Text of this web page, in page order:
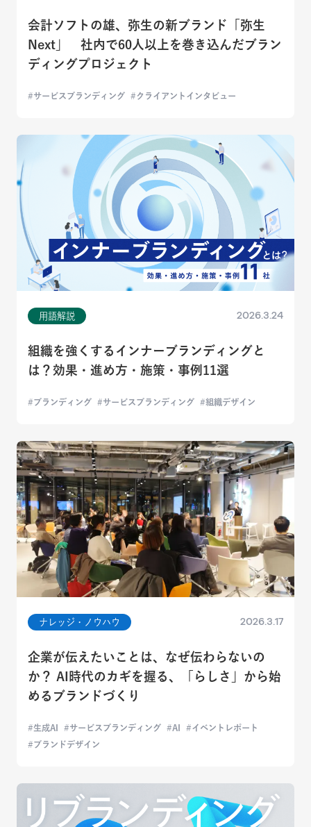
会計ソフトの雄、弥生の新ブランド「弥生
Next」 社内で60人以上を巻き込んだブラン
ディングプロジェクト
サービスブランディング クライアントインタビュー
用語解説 2026.3.24
組織を強くするインナーブランディングと
は？効果・進め方・施策・事例11選
ブランディング サービスブランディング 組織デザイン
ナレッジ・ノウハウ 2026.3.17
企業が伝えたいことは、なぜ伝わらないの
か？ AI時代のカギを握る、「らしさ」から始
めるブランドづくり
生成AI サービスブランディング AI
イベントレポート
ブランドデザイン